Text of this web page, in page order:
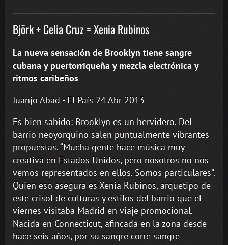
Björk + Celia Cruz = Xenia Rubinos
La nueva sensación de Brooklyn tiene sangre
cubana y puertorriqueña y mezcla electrónica y
ritmos caribeños
Juanjo Abad - El País 24 Abr 2013
Es bien sabido: Brooklyn es un hervidero. Del
barrio neoyorquino salen puntualmente vibrantes
propuestas. “Mucha gente hace música muy
creativa en Estados Unidos, pero nosotros no nos
vemos representados en ellos. Somos particulares”.
Quien eso asegura es Xenia Rubinos, arquetipo de
este crisol de culturas y estilos del barrio que el
viernes visitaba Madrid en viaje promocional.
Nacida en Connecticut, afincada en la zona desde
hace seis años, por su sangre corre sangre